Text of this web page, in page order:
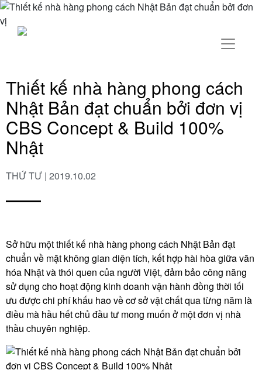
Thiết kế nhà hàng phong cách
Nhật Bản đạt chuẩn bởi đơn vị
CBS Concept & Build 100%
Nhật
THỨ TƯ | 2019.10.02
Sở hữu một thiết kế nhà hàng phong cách Nhật Bản đạt
chuẩn về mặt không gian diện tích, kết hợp hài hòa giữa văn
hóa Nhật và thói quen của người Việt, đảm bảo công năng
sử dụng cho hoạt động kinh doanh vận hành đồng thời tối
ưu được chi phí khấu hao về cơ sở vật chất qua từng năm là
điều mà hầu hết chủ đầu tư mong muốn ở một đơn vị nhà
thầu chuyên nghiệp.